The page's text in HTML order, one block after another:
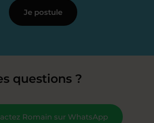
Je postule
questions ?
Romain sur WhatsApp